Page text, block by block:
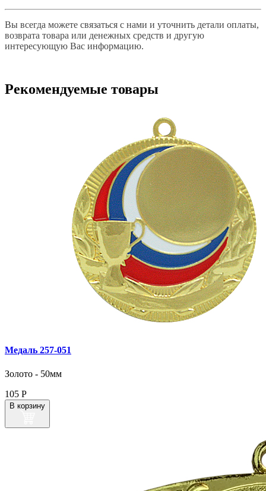
Вы всегда можете связаться с нами и уточнить детали оплаты,
возврата товара или денежных средств и другую
интересующую Вас информацию.
Рекомендуемые товары
Медаль 257‑051
Золото - 50мм
105 Р
В корзину